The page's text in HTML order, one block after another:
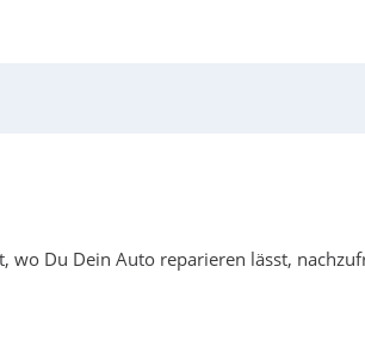
Du Dein Auto reparieren lässt,